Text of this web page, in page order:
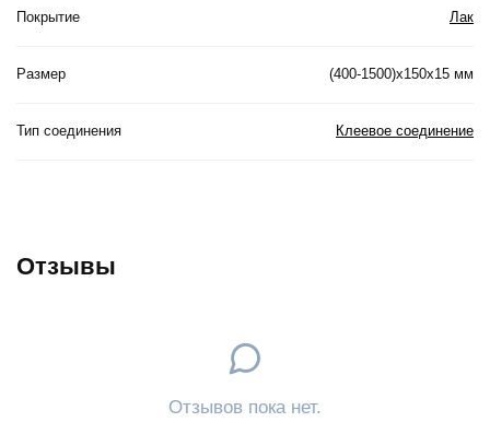
Покрытие Лак
Размер (400-1500)х150х15 мм
Тип соединения Клеевое соединение
Отзывы
Отзывов пока нет.